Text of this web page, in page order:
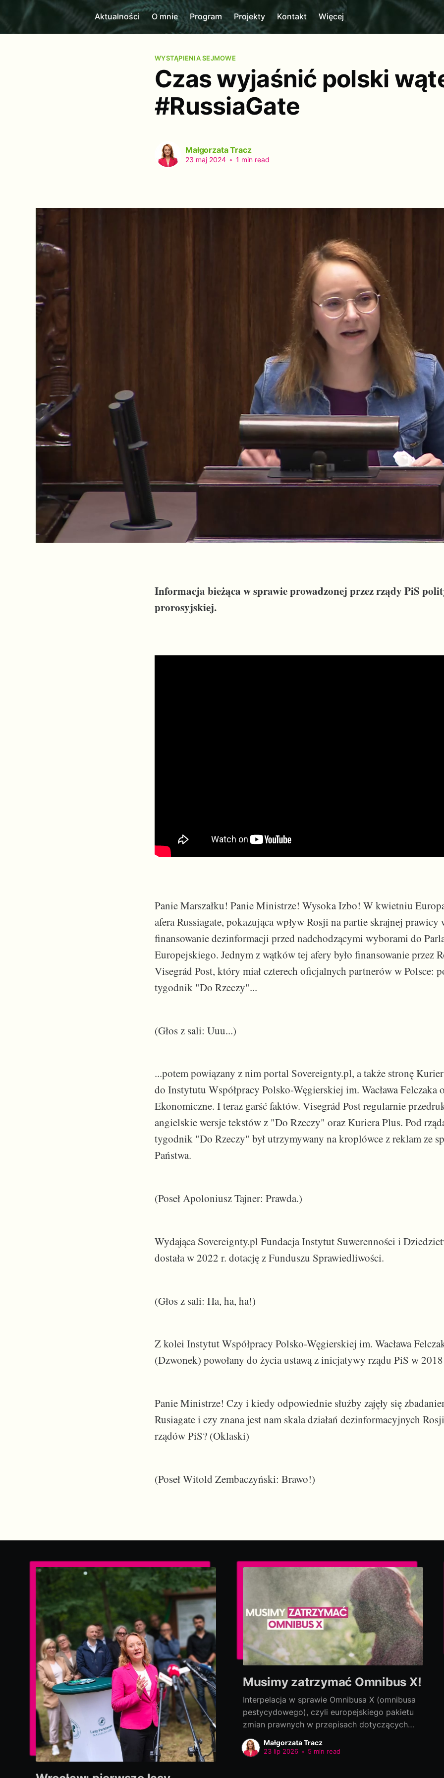
Aktualności O mnie Program Projekty Kontakt Więcej
WYSTĄPIENIA SEJMOWE
Czas wyjaśnić polski
#RussiaGate
Małgorzata Tracz
23 maj 2024 • 1 min read
Informacja bieżąca w sprawie prowadzonej przez rządy PiS
prorosyjskiej.
Panie Marszałku! Panie Ministrze! Wysoka Izbo! W kwietniu
afera Russiagate, pokazująca wpływ Rosji na partie skrajnej
finansowanie dezinformacji przed nadchodzącymi wyborami do
Europejskiego. Jednym z wątków tej afery było finansowanie przez
Visegrád Post, który miał czterech oficjalnych partnerów w Polsce:
tygodnik "Do Rzeczy"...
(Głos z sali: Uuu...)
...potem powiązany z nim portal Sovereignty.pl, a także stronę
do Instytutu Współpracy Polsko-Węgierskiej im. Wacława Felczaka
Ekonomiczne. I teraz garść faktów. Visegrád Post regularnie
angielskie wersje tekstów z "Do Rzeczy" oraz Kuriera Plus. Pod
tygodnik "Do Rzeczy" był utrzymywany na kroplówce z reklam ze
Państwa.
(Poseł Apoloniusz Tajner: Prawda.)
Wydająca Sovereignty.pl Fundacja Instytut Suwerenności i
dostała w 2022 r. dotację z Funduszu Sprawiedliwości.
(Głos z sali: Ha, ha, ha!)
Z kolei Instytut Współpracy Polsko-Węgierskiej im. Wacława
(Dzwonek) powołany do życia ustawą z inicjatywy rządu PiS w
Panie Ministrze! Czy i kiedy odpowiednie służby zajęły się
Rusiagate i czy znana jest nam skala działań dezinformacyjnych
rządów PiS? (Oklaski)
(Poseł Witold Zembaczyński: Brawo!)
Musimy zatrzymać Omnibus X!
Interpelacja w sprawie Omnibusa X (omnibusa
pestycydowego), czyli europejskiego pakietu
zmian prawnych w przepisach dotyczących
bezpieczeństwa żywności Interpelacja do:
Jolanta Sobierańska-Grenda, Minister Zdrowia
Małgorzata Tracz
23 lip 2026 • 5 min read